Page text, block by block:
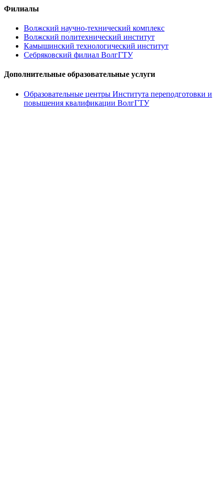
Филиалы
Волжский научно-технический комплекс
Волжский политехнический институт
Камышинский технологический институт
Себряковский филиал ВолгГТУ
Дополнительные образовательные услуги
Образовательные центры Института переподготовки и
повышения квалификации ВолгГТУ